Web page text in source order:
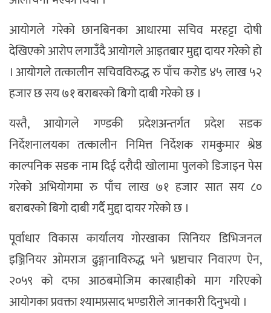
आयोगले गरेको छानबिनका आधारमा सचिव मरहट्टा दोषी
देखिएको आरोप लगाउँदै आयोगले आइतबार मुद्दा दायर गरेको हो
। आयोगले तत्कालीन सचिवविरुद्ध रु पाँच करोड ४५ लाख ५२
हजार छ सय ७१ बराबरको बिगो दाबी गरेको छ ।
यस्तै, आयोगले गण्डकी प्रदेशअन्तर्गत प्रदेश सडक
निर्देशनालयका तत्कालीन निमित्त निर्देशक रामकुमार श्रेष्ठ
काल्पनिक सडक नाम दिई दरौदी खोलामा पुलको डिजाइन पेस
गरेको अभियोगमा रु पाँच लाख ७१ हजार सात सय ८०
बराबरको बिगो दाबी गर्दै मुद्दा दायर गरेको छ ।
पूर्वाधार विकास कार्यालय गोरखाका सिनियर डिभिजनल
इञ्जिनियर ओमराज ढुङ्गानाविरुद्ध भने भ्रष्टाचार निवारण ऐन,
२०५९ को दफा आठबमोजिम कारबाहीको माग गरिएको
आयोगका प्रवक्ता श्यामप्रसाद भण्डारीले जानकारी दिनुभयो ।